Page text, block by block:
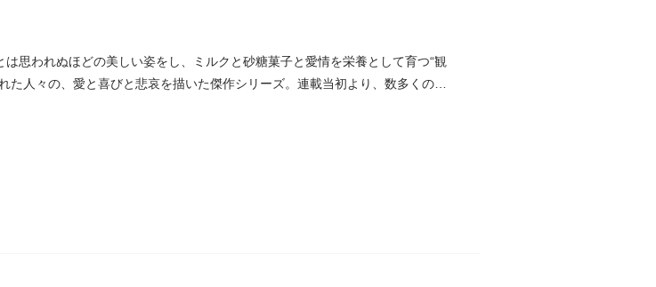
思われぬほどの美しい姿をし、ミルクと砂糖菓子と愛情を栄養として育つ“観
た人々の、愛と喜びと悲哀を描いた傑作シリーズ。連載当初より、数多くの読